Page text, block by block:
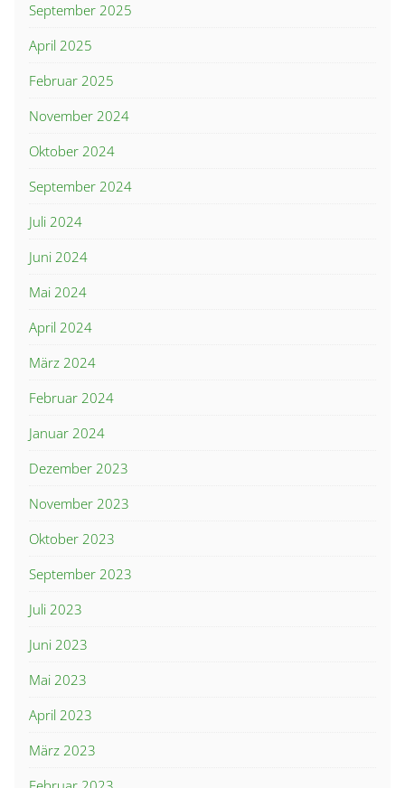
September 2025
April 2025
Februar 2025
November 2024
Oktober 2024
September 2024
Juli 2024
Juni 2024
Mai 2024
April 2024
März 2024
Februar 2024
Januar 2024
Dezember 2023
November 2023
Oktober 2023
September 2023
Juli 2023
Juni 2023
Mai 2023
April 2023
März 2023